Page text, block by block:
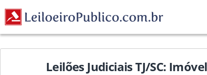
Leilões Judiciais TJ/SC: